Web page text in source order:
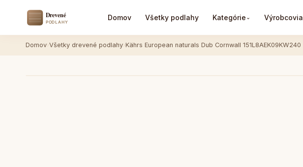
Domov Všetky podlahy Kategórie ⌄ Výrobcovia
Domov Všetky drevené podlahy Kährs European naturals Dub Cornwall 151L8AEK09KW240